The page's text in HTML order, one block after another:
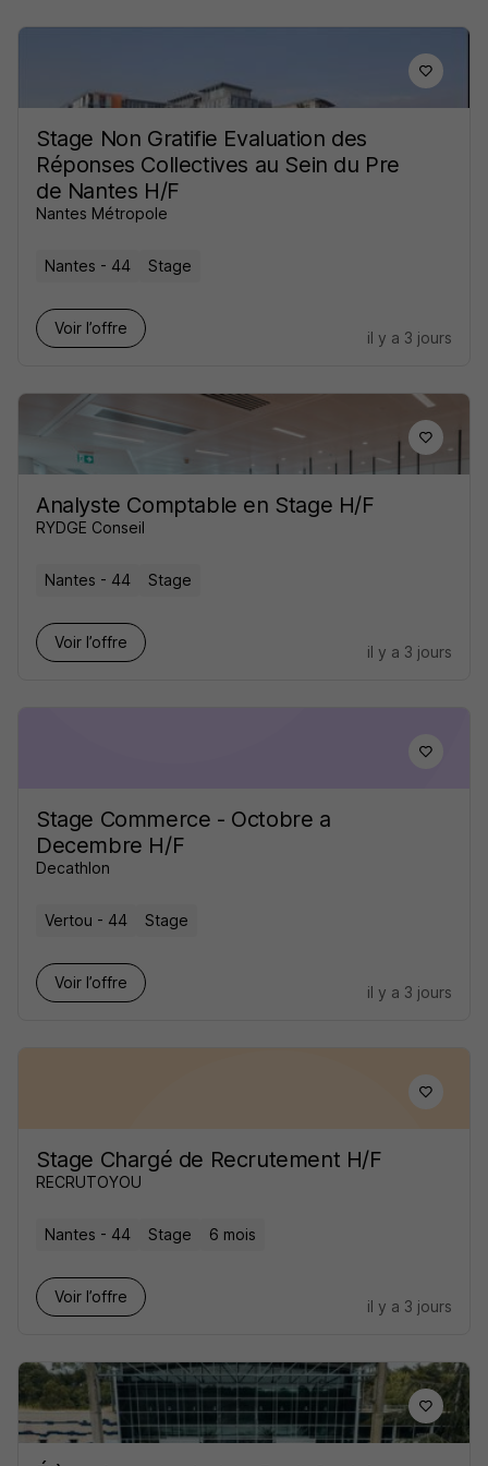
Stage Non Gratifie Evaluation des
Réponses Collectives au Sein du Pre
de Nantes H/F
Nantes Métropole
Nantes - 44 Stage
Voir l’offre
il y a 3 jours
Analyste Comptable en Stage H/F
RYDGE Conseil
Nantes - 44 Stage
Voir l’offre
il y a 3 jours
Stage Commerce - Octobre a
Decembre H/F
Decathlon
Vertou - 44 Stage
Voir l’offre
il y a 3 jours
Stage Chargé de Recrutement H/F
RECRUTOYOU
Nantes - 44 Stage 6 mois
Voir l’offre
il y a 3 jours